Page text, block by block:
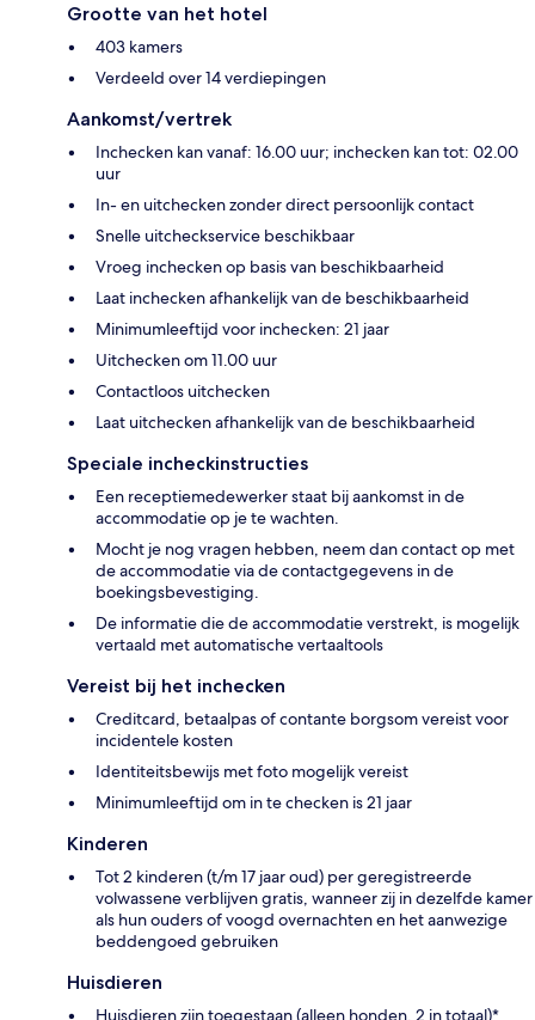
Grootte van het hotel
403 kamers
Verdeeld over 14 verdiepingen
Aankomst/vertrek
Inchecken kan vanaf: 16.00 uur; inchecken kan tot: 02.00
uur
In- en uitchecken zonder direct persoonlijk contact
Snelle uitcheckservice beschikbaar
Vroeg inchecken op basis van beschikbaarheid
Laat inchecken afhankelijk van de beschikbaarheid
Minimumleeftijd voor inchecken: 21 jaar
Uitchecken om 11.00 uur
Contactloos uitchecken
Laat uitchecken afhankelijk van de beschikbaarheid
Speciale incheckinstructies
Een receptiemedewerker staat bij aankomst in de
accommodatie op je te wachten.
Mocht je nog vragen hebben, neem dan contact op met
de accommodatie via de contactgegevens in de
boekingsbevestiging.
De informatie die de accommodatie verstrekt, is mogelijk
vertaald met automatische vertaaltools
Vereist bij het inchecken
Creditcard, betaalpas of contante borgsom vereist voor
incidentele kosten
Identiteitsbewijs met foto mogelijk vereist
Minimumleeftijd om in te checken is 21 jaar
Kinderen
Tot 2 kinderen (t/m 17 jaar oud) per geregistreerde
volwassene verblijven gratis, wanneer zij in dezelfde kamer
als hun ouders of voogd overnachten en het aanwezige
beddengoed gebruiken
Huisdieren
Huisdieren zijn toegestaan (alleen honden, 2 in totaal)*